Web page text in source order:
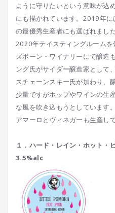
ように守りたいという意味が込
にも描かれています。2019年
の最優秀生産者にも選ばれました
2020年テイスティングルーム
ズボーン・ワイナリーにて醸造
ング氏がサイダー醸造家として
スチェーンスキー氏が加わり、
少量ですがホップやワインの生
な風を吹き込もうとしています
アマーロとヴィネガーも生産し
１．ハード・レイン・ホッ
3.5%alc